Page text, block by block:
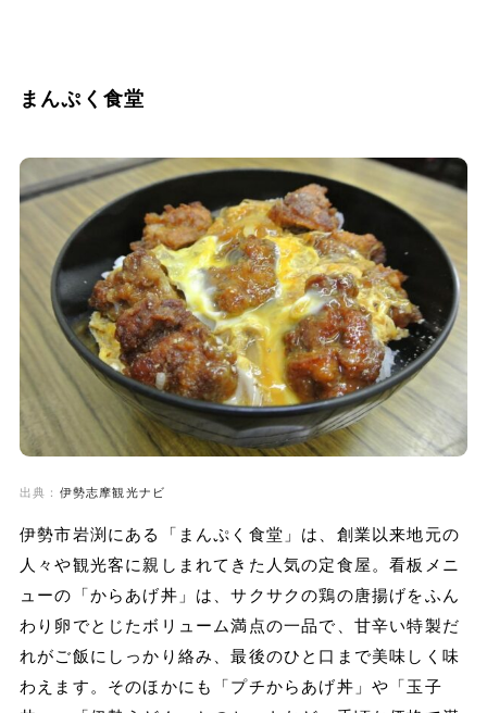
まんぷく食堂
出典： 伊勢志摩観光ナビ
伊勢市岩渕にある「まんぷく食堂」は、創業以来地元の
人々や観光客に親しまれてきた人気の定食屋。看板メニ
ューの「からあげ丼」は、サクサクの鶏の唐揚げをふん
わり卵でとじたボリューム満点の一品で、甘辛い特製だ
れがご飯にしっかり絡み、最後のひと口まで美味しく味
わえます。そのほかにも「プチからあげ丼」や「玉子